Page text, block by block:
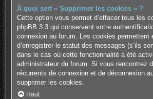
À quoi sert « Supprimer les cookies » ?
Cette option vous permet d’effacer tous les
phpBB 3.3 qui conservent votre
connexion au forum. Les cookies permettent
d’enregistrer le statut des messages (s’ils
dans le cas où cette fonctionnalité a été
administrateur du forum. Si vous rencontrez
récurrents de connexion et de déconnexion
supprimer les cookies.
Haut